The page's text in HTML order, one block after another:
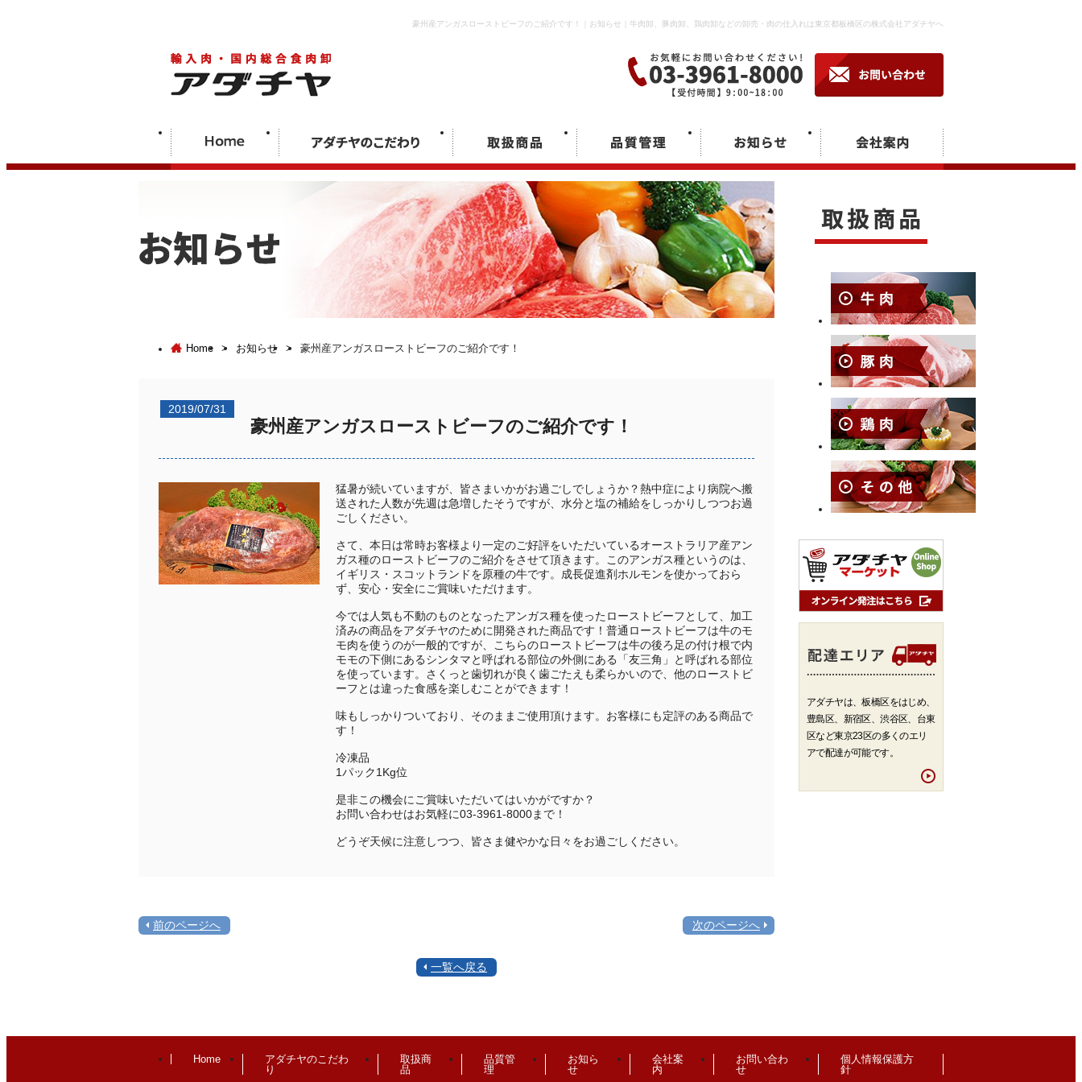
豪州産アンガスローストビーフのご紹介です！｜お知らせ｜牛肉卸、豚肉卸、鶏肉卸などの卸売・肉の仕入れは東京都板橋区の株式会社アダチヤへ
Home > お知らせ > 豪州産アンガスローストビーフのご紹介です！
2019/07/31
豪州産アンガスローストビーフのご紹介です！
猛暑が続いていますが、皆さまいかがお過ごしでしょうか？熱中症により病院へ搬
送された人数が先週は急増したそうですが、水分と塩の補給をしっかりしつつお過
ごしください。
さて、本日は常時お客様より一定のご好評をいただいているオーストラリア産アン
ガス種のローストビーフのご紹介をさせて頂きます。このアンガス種というのは、
イギリス・スコットランドを原種の牛です。成長促進剤ホルモンを使かっておら
ず、安心・安全にご賞味いただけます。
今では人気も不動のものとなったアンガス種を使ったローストビーフとして、加工
済みの商品をアダチヤのために開発された商品です！普通ローストビーフは牛のモ
モ肉を使うのが一般的ですが、こちらのローストビーフは牛の後ろ足の付け根で内
モモの下側にあるシンタマと呼ばれる部位の外側にある「友三角」と呼ばれる部位
を使っています。さくっと歯切れが良く歯ごたえも柔らかいので、他のローストビ
ーフとは違った食感を楽しむことができます！
味もしっかりついており、そのままご使用頂けます。お客様にも定評のある商品で
す！
冷凍品
1パック1Kg位
是非この機会にご賞味いただいてはいかがですか？
お問い合わせはお気軽に03-3961-8000まで！
どうぞ天候に注意しつつ、皆さま健やかな日々をお過ごしください。
前のページへ 次のページへ
一覧へ戻る
アダチヤは、板橋区をはじめ、
豊島区、新宿区、渋谷区、台東
区など東京23区の多くのエリ
アで配達が可能です。
Home
アダチヤのこだわ
り
取扱商
品
品質管
理
お知ら
せ
会社案
内
お問い合わ
せ
個人情報保護方
針